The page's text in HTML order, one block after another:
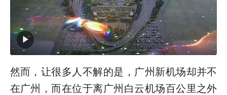
然而，让很多人不解的是，广州新机场却并不
在广州，而在位于离广州白云机场百公里之外